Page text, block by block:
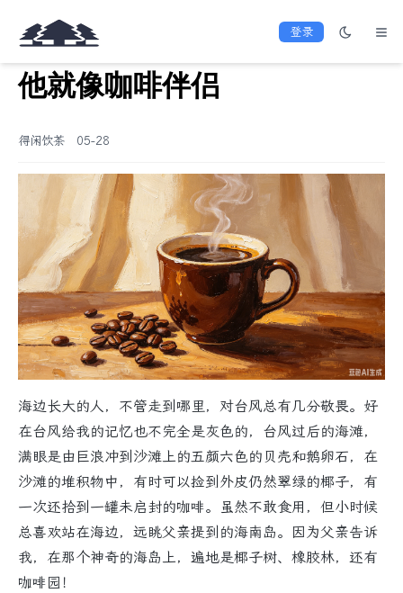
登录
他就像咖啡伴侣
得闲饮茶 05-28
海边长大的人，不管走到哪里，对台风总有几分敬畏。好
在台风给我的记忆也不完全是灰色的，台风过后的海滩，
满眼是由巨浪冲到沙滩上的五颜六色的贝壳和鹅卵石，在
沙滩的堆积物中，有时可以捡到外皮仍然翠绿的椰子，有
一次还拾到一罐未启封的咖啡。虽然不敢食用，但小时候
总喜欢站在海边，远眺父亲提到的海南岛。因为父亲告诉
我，在那个神奇的海岛上，遍地是椰子树、橡胶林，还有
咖啡园！